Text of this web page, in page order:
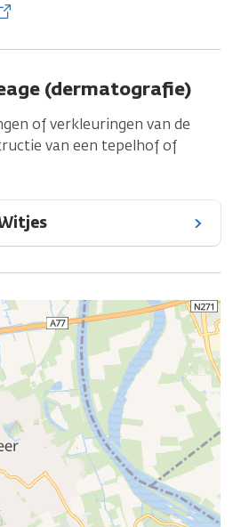
(dermatografie)
of verkleuringen van de
van een tepelhof of